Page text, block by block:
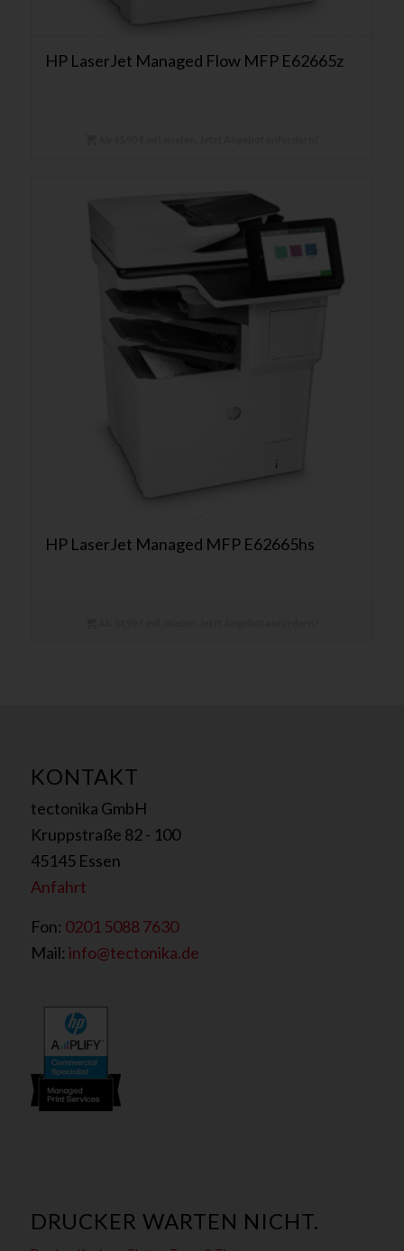
HP LaserJet Managed Flow MFP E62665z
HP LaserJet Managed MFP E62665hs
KONTAKT
tectonika GmbH
Kruppstraße 82 - 100
45145 Essen
Anfahrt
Fon: 0201 5088 7630
Mail: info@tectonika.de
DRUCKER WARTEN NICHT.